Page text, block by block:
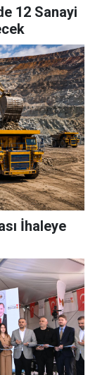
12 Sanayi
İhaleye